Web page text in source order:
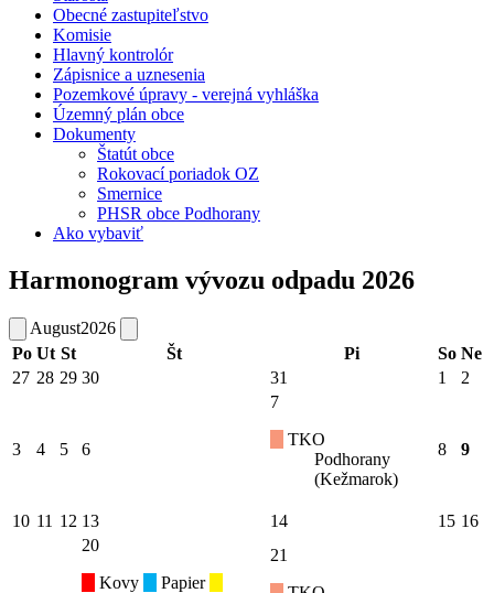
Obecné zastupiteľstvo
Komisie
Hlavný kontrolór
Zápisnice a uznesenia
Pozemkové úpravy - verejná vyhláška
Územný plán obce
Dokumenty
Štatút obce
Rokovací poriadok OZ
Smernice
PHSR obce Podhorany
Ako vybaviť
Harmonogram vývozu odpadu 2026
August2026
Po Ut St Št Pi So Ne
27 28 29 30 31 1 2
3 4 5 6
7
TKO
Podhorany
(Kežmarok)
8 9
10 11 12 13 14 15 16
20
Kovy
Papier
21